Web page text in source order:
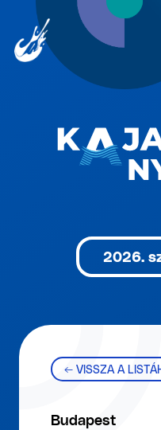
2026.
← VISSZA A
Budapest